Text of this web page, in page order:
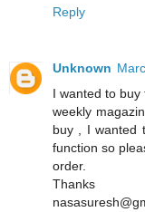
Reply
Unknown
I wanted to
weekly
buy , I wanted
function so
order.
Thanks